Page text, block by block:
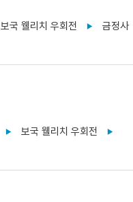
보국 웰리치 우회전 ▶
금정사
▶ 보국 웰리치 우회전 ▶